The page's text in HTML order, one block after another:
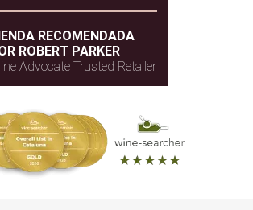
RECOMENDADA
ROBERT PARKER
Advocate Trusted Retailer